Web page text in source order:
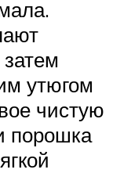
утюгом
чистую
порошка